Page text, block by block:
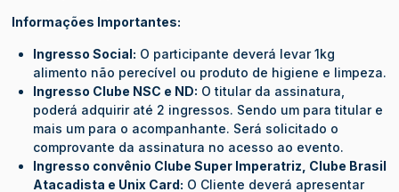
Informações Importantes:
Ingresso Social: O participante deverá levar 1kg
alimento não perecível ou produto de higiene e limpeza.
Ingresso Clube NSC e ND: O titular da assinatura,
poderá adquirir até 2 ingressos. Sendo um para titular e
mais um para o acompanhante. Será solicitado o
comprovante da assinatura no acesso ao evento.
Ingresso convênio Clube Super Imperatriz, Clube Brasil
Atacadista e Unix Card: O Cliente deverá apresentar